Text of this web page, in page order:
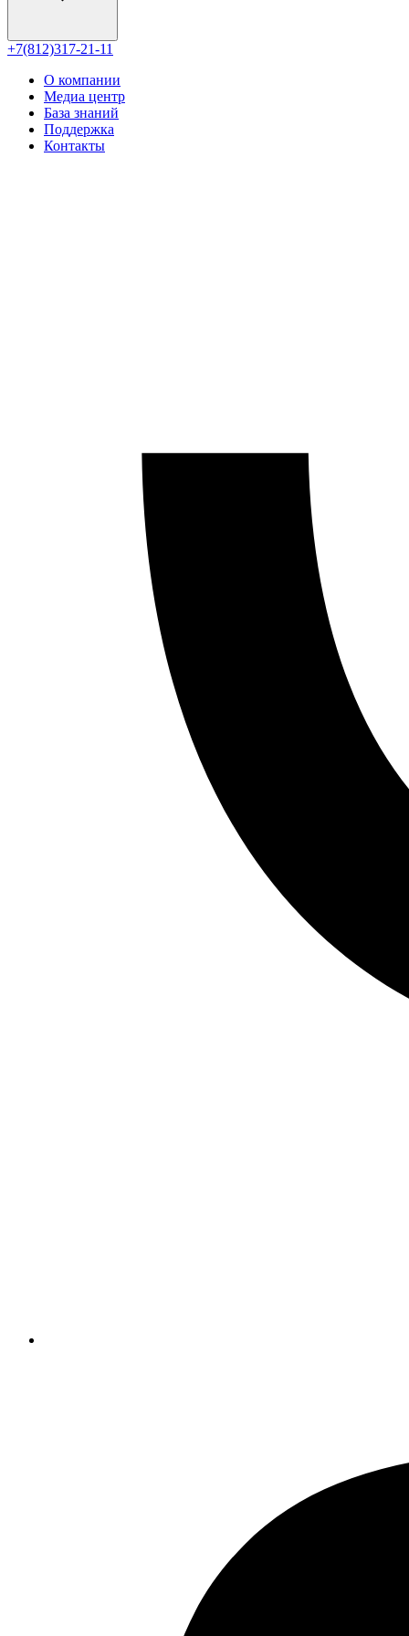
+7(812)317-21-11
О компании
Медиа центр
База знаний
Поддержка
Контакты